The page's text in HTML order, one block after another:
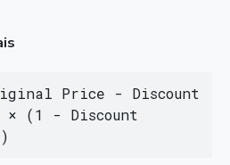
Price - Discount
(1 - Discount